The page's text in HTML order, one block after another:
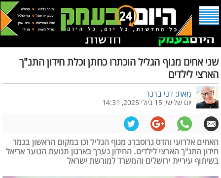
שני אחים מנוף הגליל הוכתרו כחתן וכלת חידון התנ"ך
הארצי לילדים
מאת: דני ברנר
יום שלישי, 15 ביולי 2025, 14:31
האחים אלרועי והדס גרוסברג מנוף הגליל זכו במקום הראשון בגמר
חידון התנ"ך הארצי לילדים. החידון נערך בארגון תנועת הנוער אריאל
בשיתוף עיריית ירושלים והמשרד למורשת ישראל